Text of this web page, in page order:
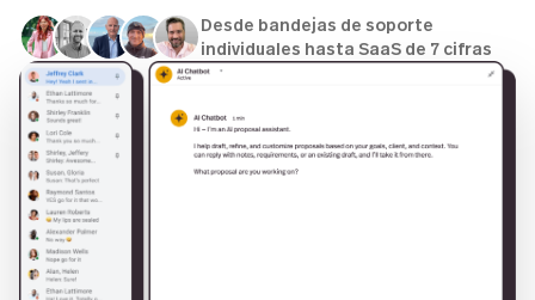
Desde bandejas de soporte
individuales hasta SaaS de 7 cifras